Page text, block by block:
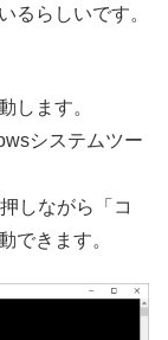
るらしいです。
します。
システムツー
しながら「コ
できます。